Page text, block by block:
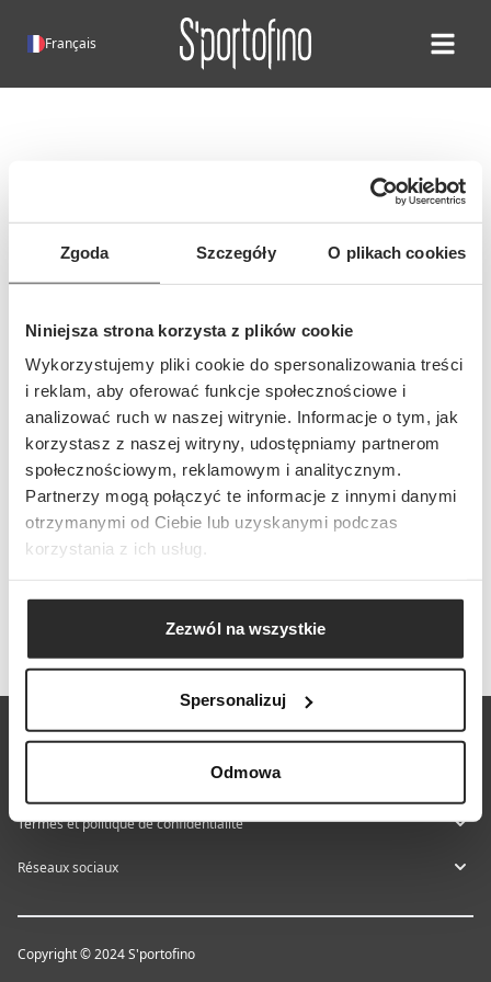
Zgoda Szczegóły O plikach cookies
Niniejsza strona korzysta z plików cookie
Wykorzystujemy pliki cookie do spersonalizowania treści
i reklam, aby oferować funkcje społecznościowe i
analizować ruch w naszej witrynie. Informacje o tym, jak
korzystasz z naszej witryny, udostępniamy partnerom
społecznościowym, reklamowym i analitycznym.
Partnerzy mogą połączyć te informacje z innymi danymi
otrzymanymi od Ciebie lub uzyskanymi podczas
korzystania z ich usług.
Zezwól na wszystkie
Spersonalizuj
Odmowa
Français Open
Malheureusement, cette page
n'existe pas.
Il est possible que l'adresse de cette
été saisie incorrectement...
À propos de S'portofino
Termes et politique de confidentialité
Réseaux sociaux
Copyright © 2024 S'portofino